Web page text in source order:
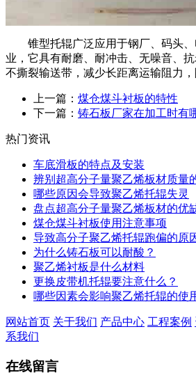
锥型托辊广泛应用于钢厂、码头、
业，它具有耐磨、耐冲击、无噪音、
不撕裂输送带，减少长距离运输阻力，
上一篇： 煤仓煤斗衬板的特性
下一篇： 铸石板厂家在加工时有
热门资讯
车底滑板的特点及安装
辨别超高分子量聚乙烯板材质量
哪些原因会导致聚乙烯托辊失灵
盘点超高分子量聚乙烯板材的优
煤仓煤斗衬板使用注意事项
导致高分子聚乙烯托辊跑偏的原
为什么铸石板可以耐酸？
聚乙烯衬板是什么材料
更换皮带机托辊要注意什么？
哪些因素会影响聚乙烯托辊的使
网站首页 关于我们 产品中心 工程案例
系我们
在线留言